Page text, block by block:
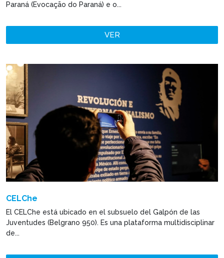
Paraná (Evocação do Paraná) e o...
VER
CELChe
El CELChe está ubicado en el subsuelo del Galpón de las
Juventudes (Belgrano 950). Es una plataforma multidisciplinar
de...